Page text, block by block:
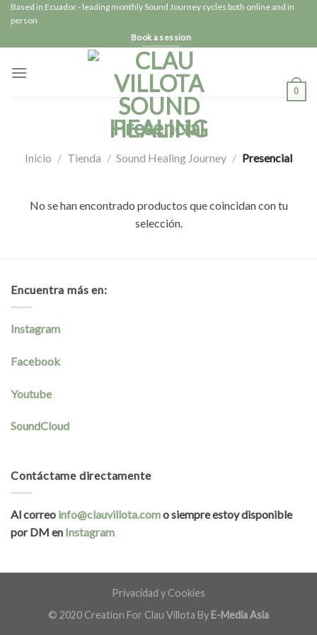
SkipBased in Ecuador - leading monthly Sound Journey cycles both online and in
person
Book a session
0
Presencial
Inicio / Tienda / Sound Healing Journey / Presencial
No se han encontrado productos que coincidan con tu
selección.
Encuentra más en:
Instagram
Facebook
Youtube
SoundCloud
Contáctame directamente
Al correo info@clauvillota.como siempre estoy disponible
por DM en Instagram
Privacidad y Cookies
© 2020 Creation For Clau Villota By E-Media Asia